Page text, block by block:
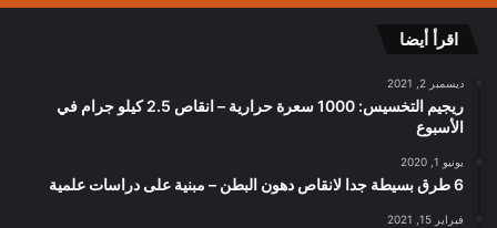
اقرأ أيضا
ديسمبر 2, 2021
ريجيم التخسيس: 1000 سعرة حرارية – انقاص 2.5 كيلو جرام في
الأسبوع
يونيو 1, 2020
6 طرق بسيطة جدا لانقاص دهون البطن – مبنية على دراسات علمية
فبراير 15, 2021